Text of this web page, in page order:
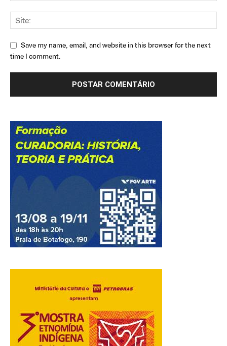
Save my name, email, and website in this browser for the next
time I comment.